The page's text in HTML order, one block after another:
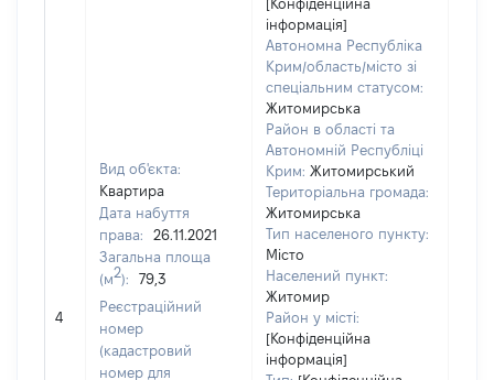
4
Вид об'єкта:
Квартира
Дата набуття
права:
26.11.2021
Загальна площа
(м2):
79,3
Реєстраційний
номер
(кадастровий
номер для
[Конфіденційна
інформація]
Автономна Республіка
Крим/область/місто зі
спеціальним статусом:
Житомирська
Район в області та
Автономній Республіці
Крим: Житомирський
Територіальна громада:
Житомирська
Тип населеного пункту:
Місто
Населений пункт:
Житомир
Район у місті:
[Конфіденційна
інформація]